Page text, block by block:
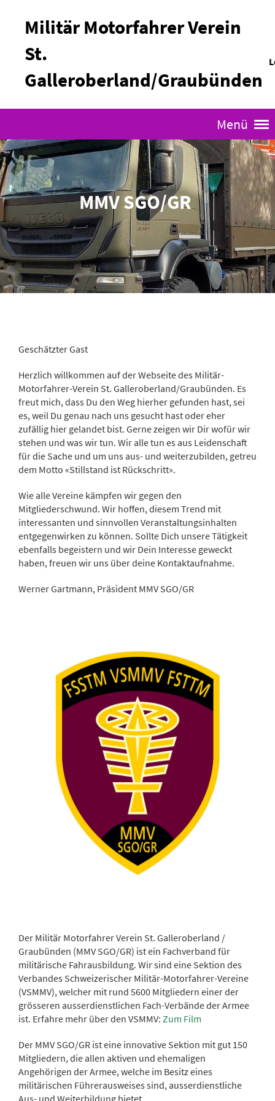
Militär Motorfahrer Verein
St.
Galleroberland/Graubünden
Menü
MMV SGO/GR
Geschätzter Gast
Herzlich willkommen auf der Webseite des Militär-
Motorfahrer-Verein St. Galleroberland/Graubünden. Es
freut mich, dass Du den Weg hierher gefunden hast, sei
es, weil Du genau nach uns gesucht hast oder eher
zufällig hier gelandet bist. Gerne zeigen wir Dir wofür wir
stehen und was wir tun. Wir alle tun es aus Leidenschaft
für die Sache und um uns aus- und weiterzubilden, getreu
dem Motto «Stillstand ist Rückschritt».
Wie alle Vereine kämpfen wir gegen den
Mitgliederschwund. Wir hoffen, diesem Trend mit
interessanten und sinnvollen Veranstaltungsinhalten
entgegenwirken zu können. Sollte Dich unsere Tätigkeit
ebenfalls begeistern und wir Dein Interesse geweckt
haben, freuen wir uns über deine Kontaktaufnahme.
Werner Gartmann, Präsident MMV SGO/GR
Der Militär Motorfahrer Verein St. Galleroberland /
Graubünden (MMV SGO/GR) ist ein Fachverband für
militärische Fahrausbildung. Wir sind eine Sektion des
Verbandes Schweizerischer Militär-Motorfahrer-Vereine
(VSMMV), welcher mit rund 5600 Mitgliedern einer der
grösseren ausserdienstlichen Fach-Verbände der Armee
ist. Erfahre mehr über den VSMMV: Zum Film
Der MMV SGO/GR ist eine innovative Sektion mit gut 150
Mitgliedern, die allen aktiven und ehemaligen
Angehörigen der Armee, welche im Besitz eines
militärischen Führerausweises sind, ausserdienstliche